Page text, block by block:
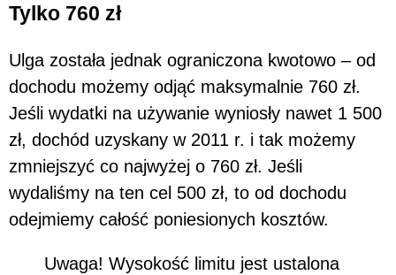
Tylko 760 zł
Ulga została jednak ograniczona kwotowo – od
dochodu możemy odjąć maksymalnie 760 zł.
Jeśli wydatki na używanie wyniosły nawet 1 500
zł, dochód uzyskany w 2011 r. i tak możemy
zmniejszyć co najwyżej o 760 zł. Jeśli
wydaliśmy na ten cel 500 zł, to od dochodu
odejmiemy całość poniesionych kosztów.
Uwaga! Wysokość limitu jest ustalona